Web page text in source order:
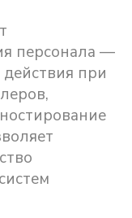
персонала —
при